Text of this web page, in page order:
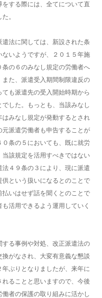
する際には、全てについて直
。
法に関しては、新設された条
いようですが、２０１５年施
の６のみなし規定の労働者へ
た、派遣受入期間制限違反の
も派遣先の受入開始時期から
した。もっとも、当該みなし
みなし規定が発動するとされ
派遣労働者も申告することが
条の５においても、既に就労
該規定を活用すべきではない
４９条の３により、現に派遣
という扱いになるとのことで
いはせず話を聞くとのことで
活用できるよう運用していく
る事例や対処、改正派遣法の
がなされ、大変有意義な懇談
ぶりとなりましたが、来年に
ることと思いますので、今後
者の保護の取り組みに活かし